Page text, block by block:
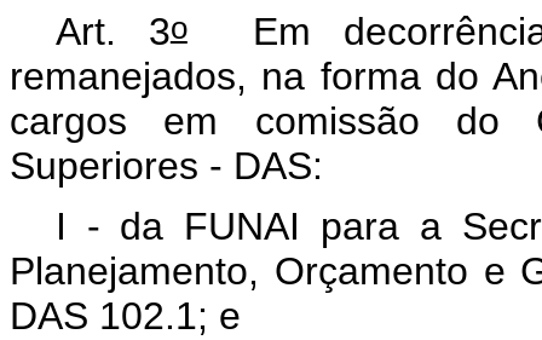
Art. 3oEm
remanejados, na forma do
cargos em comissão do
Superiores - DAS:
I - da FUNAI para a
Planejamento, Orçamento e
DAS 102.1; e